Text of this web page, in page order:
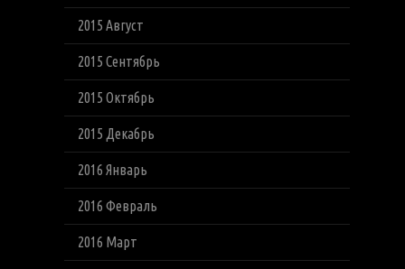
2015 Август
2015 Сентябрь
2015 Октябрь
2015 Декабрь
2016 Январь
2016 Февраль
2016 Март